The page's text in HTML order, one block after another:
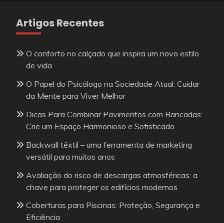
Artigos Recentes
O conforto no calçado que inspira um novo estilo
de vida
O Papel do Psicólogo na Sociedade Atual: Cuidar
da Mente para Viver Melhor
Dicas Para Combinar Pavimentos com Bancadas:
Crie um Espaço Harmonioso e Sofisticado
Backwall têxtil – uma ferramenta de marketing
versátil para muitos anos
Avaliação do risco de descargas atmosféricas: a
chave para proteger os edifícios modernos
Coberturas para Piscinas: Proteção, Segurança e
Eficiência